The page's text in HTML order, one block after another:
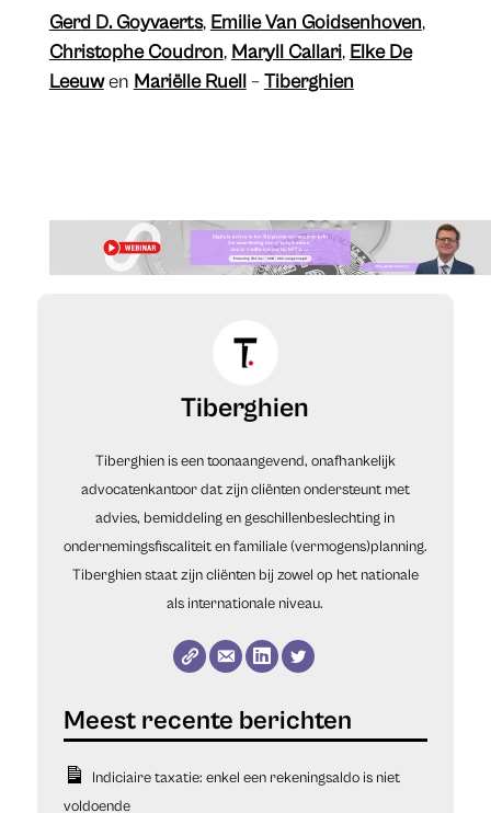
Gerd D. Goyvaerts, Emilie Van Goidsenhoven,
Christophe Coudron, Maryll Callari, Elke De
Leeuwen Mariëlle Ruell–Tiberghien
Tiberghien
Tiberghien is een toonaangevend, onafhankelijk
advocatenkantoor dat zijn cliënten ondersteunt met
advies, bemiddeling en geschillenbeslechting in
ondernemingsfiscaliteit en familiale (vermogens)planning.
Tiberghien staat zijn cliënten bij zowel op het nationale
als internationale niveau.
Indiciaire taxatie: enkel een rekeningsaldo is niet
voldoende